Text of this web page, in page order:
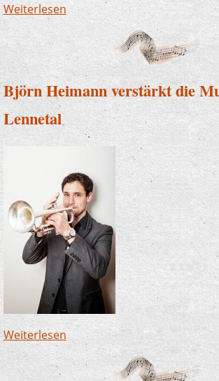
Weiterlesen über Neu bei uns:
Streicherkurse für
Björn Heimann verstärkt die
Lennetal
Weiterlesen über Björn Heimann
Musikschule Lennetal